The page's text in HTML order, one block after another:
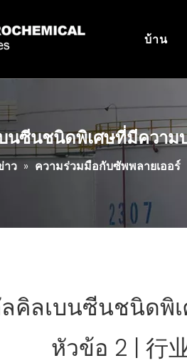
บ้าน
ซีนชนิดพิเศษที่มีความ
าว » ความร่วมมือกับซัพพลายเออร์
คิลเบนซีนชนิดพิ
หัวข้อ 2 | 行